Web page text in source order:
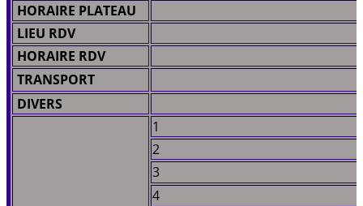
HORAIRE PLATEAU
LIEU RDV
HORAIRE RDV
TRANSPORT
DIVERS
1
2
3
4